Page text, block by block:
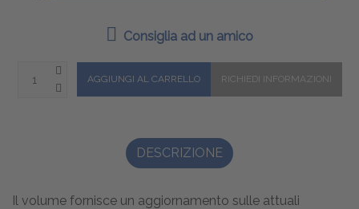
Consiglia ad un amico
DESCRIZIONE
Il volume fornisce un aggiornamento sulle attuali